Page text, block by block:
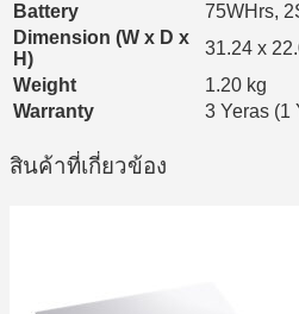
Battery
75WHrs,
Dimension (W x D x
H)
31.24 x
Weight
1.20 kg
Warranty
3 Yeras (1
สินค้าที่เกี่ยวข้อง